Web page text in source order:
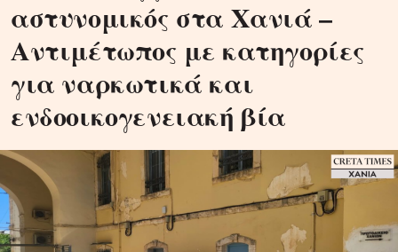
αστυνομικός στα Χανιά –
Αντιμέτωπος με κατηγορίες
για ναρκωτικά και
ενδοοικογενειακή βία